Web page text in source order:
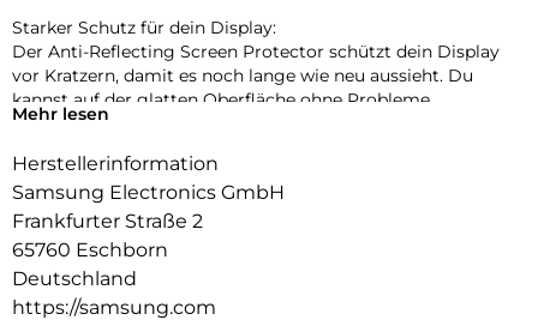
Starker Schutz für dein Display:
Der Anti-Reflecting Screen Protector schützt dein Display
vor Kratzern, damit es noch lange wie neu aussieht. Du
kannst auf der glatten Oberfläche ohne Probleme
navigieren, während die strapazierfähige Beschichtung vor
Mehr lesen
Herstellerinformation
Samsung Electronics GmbH
Frankfurter Straße 2
65760 Eschborn
Deutschland
https://samsung.com